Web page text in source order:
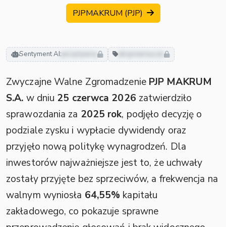
PJPMAKRUM (PJP)
Sentyment AI: pozytywny
Zwyczajne Walne Zgromadzenie PJP MAKRUM
S.A. w dniu 25 czerwca 2026 zatwierdziło
sprawozdania za 2025 rok, podjęło decyzję o
podziale zysku i wypłacie dywidendy oraz
przyjęło nową politykę wynagrodzeń. Dla
inwestorów najważniejsze jest to, że uchwały
zostały przyjęte bez sprzeciwów, a frekwencja na
walnym wyniosła 64,55% kapitału
zakładowego, co pokazuje sprawne